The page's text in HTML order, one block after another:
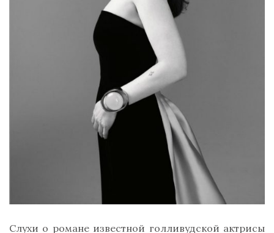
Слухи о романе известной голливудской актрисы